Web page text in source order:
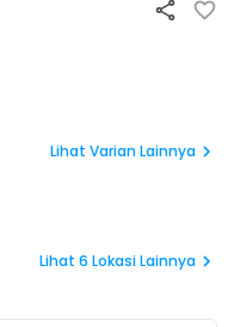
Lihat Varian Lainnya
Lihat 6 Lokasi Lainnya